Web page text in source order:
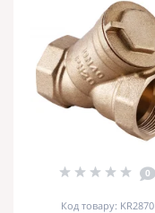
0
Код товару: KR2870